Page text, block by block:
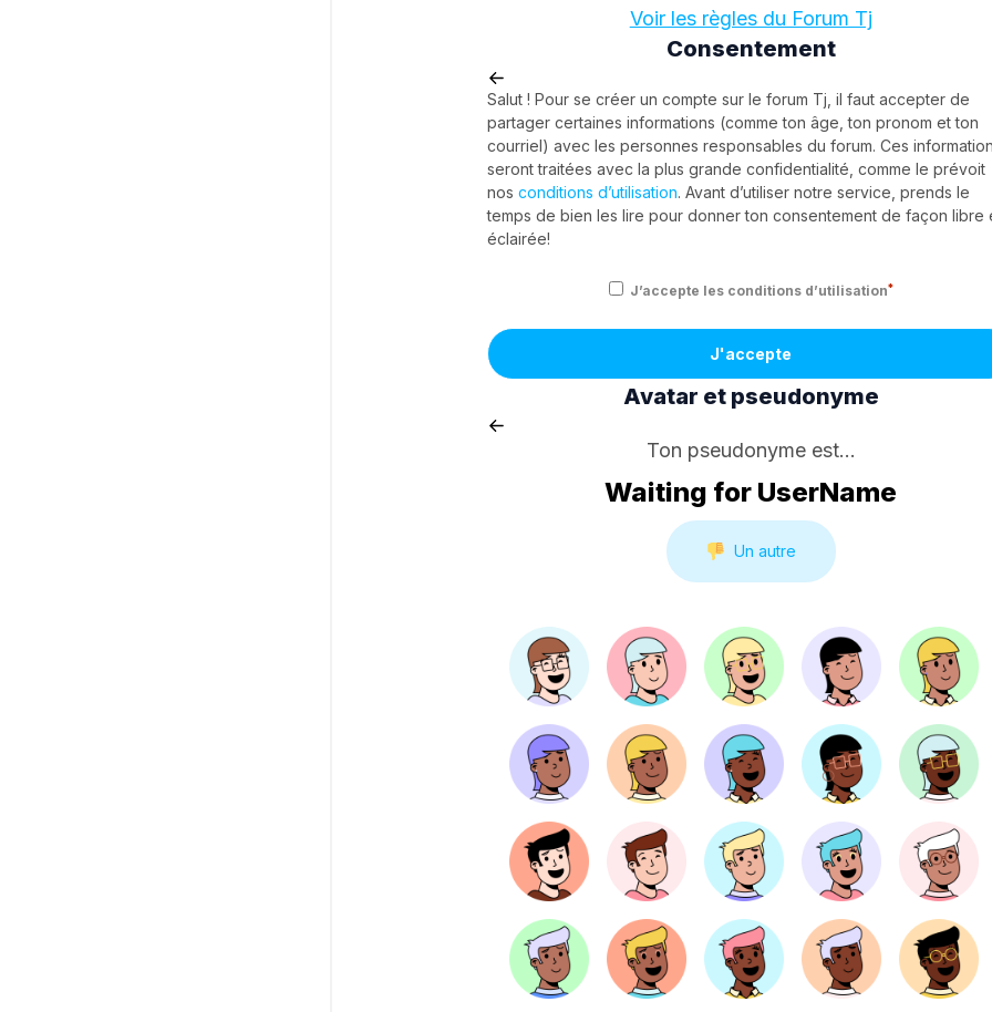
Voir les règles du Forum Tj
Consentement
Salut ! Pour se créer un compte sur le forum Tj, il faut accepter de
partager certaines informations (comme ton âge, ton pronom et ton
courriel) avec les personnes responsables du forum. Ces
seront traitées avec la plus grande confidentialité, comme le prévoit
nosconditions d’utilisation. Avant d’utiliser notre service, prends le
temps de bien les lire pour donner ton consentement de façon libre
éclairée!
J’accepte les conditions d’utilisation*
J'accepte
Avatar et pseudonyme
Ton pseudonyme est...
Waiting for UserName
Un autre